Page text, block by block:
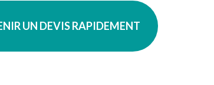
UN DEVIS RAPIDEMENT